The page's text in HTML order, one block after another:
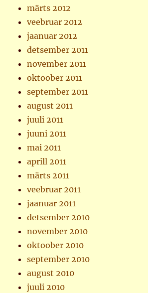
märts 2012
veebruar 2012
jaanuar 2012
detsember 2011
november 2011
oktoober 2011
september 2011
august 2011
juuli 2011
juuni 2011
mai 2011
aprill 2011
märts 2011
veebruar 2011
jaanuar 2011
detsember 2010
november 2010
oktoober 2010
september 2010
august 2010
juuli 2010